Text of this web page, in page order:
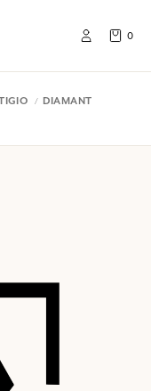
0
DIAMANT